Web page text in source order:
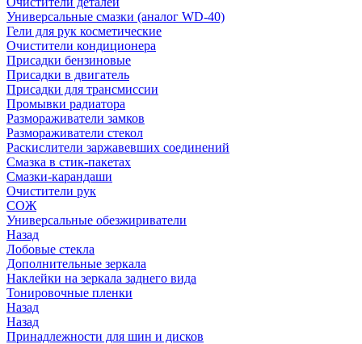
Универсальные смазки (аналог WD-40)
Гели для рук косметические
Очистители кондиционера
Присадки бензиновые
Присадки в двигатель
Присадки для трансмиссии
Промывки радиатора
Размораживатели замков
Размораживатели стекол
Раскислители заржавевших соединений
Смазка в стик-пакетах
Смазки-карандаши
Очистители рук
СОЖ
Универсальные обезжириватели
Назад
Лобовые стекла
Дополнительные зеркала
Наклейки на зеркала заднего вида
Тонировочные пленки
Назад
Назад
Принадлежности для шин и дисков